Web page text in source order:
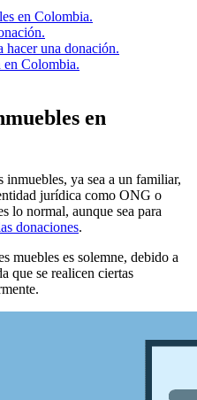
en Colombia.
hacer una donación.
en Colombia.
en
inmuebles, ya sea a un familiar,
jurídica como ONG o
lo normal, aunque sea para
donaciones.
muebles es solemne, debido a
que se realicen ciertas